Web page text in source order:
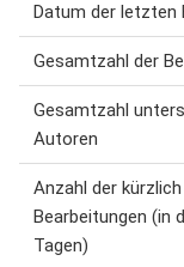
Datum der letzten
Gesamtzahl der
Gesamtzahl
Autoren
Anzahl der
Bearbeitungen (in
Tagen)